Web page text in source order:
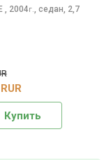
, 2004г., седан, 2,7
Купить